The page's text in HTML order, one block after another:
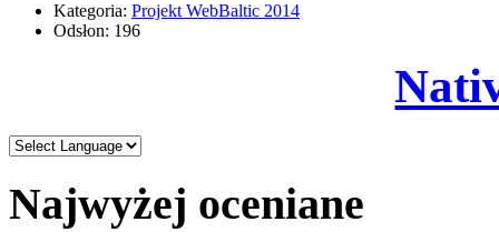
Kategoria: Projekt WebBaltic 2014
Odsłon: 196
Najwyżej oceniane